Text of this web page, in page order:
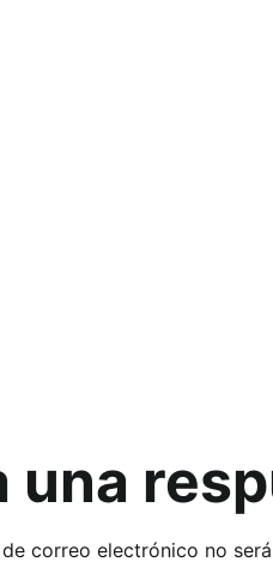
una
correo electrónico no